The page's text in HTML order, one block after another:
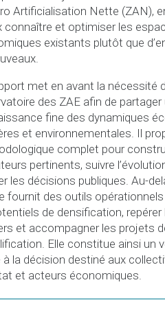
Artificialisation Nette (ZAN),
connaître et optimiser les
existants plutôt que
met en avant la nécessité
des ZAE afin de partager
fine des dynamiques
et environnementales. Il
complet pour
pertinents, suivre
les décisions publiques. Au-
fournit des outils
de densification,
et accompagner les projets
Elle constitue ainsi un
à la décision destiné aux
et acteurs économiques.